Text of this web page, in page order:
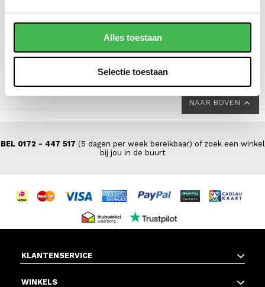
Alles toestaan
Selectie toestaan
floater field leer
VOOR 139,00
(medium) s'cure
VAN 229,00
NAAR BOVEN
BEL 0172 - 447 517 (5 dagen per week bereikbaar) of zoek een winkel
bij jou in de buurt
KLANTENSERVICE
WINKELS